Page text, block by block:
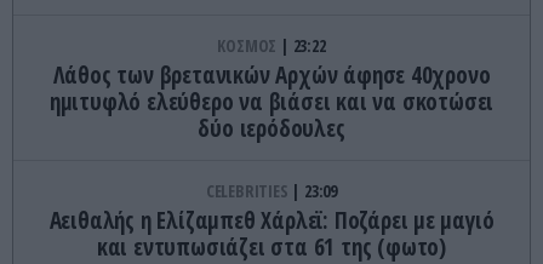
ΚΟΣΜΟΣ 23:22
Λάθος των βρετανικών Αρχών άφησε 40χρονο
ημιτυφλό ελεύθερο να βιάσει και να σκοτώσει
δύο ιερόδουλες
CELEBRITIES 23:09
Αειθαλής η Ελίζαμπεθ Χάρλεϊ: Ποζάρει με μαγιό
και εντυπωσιάζει στα 61 της (φωτο)